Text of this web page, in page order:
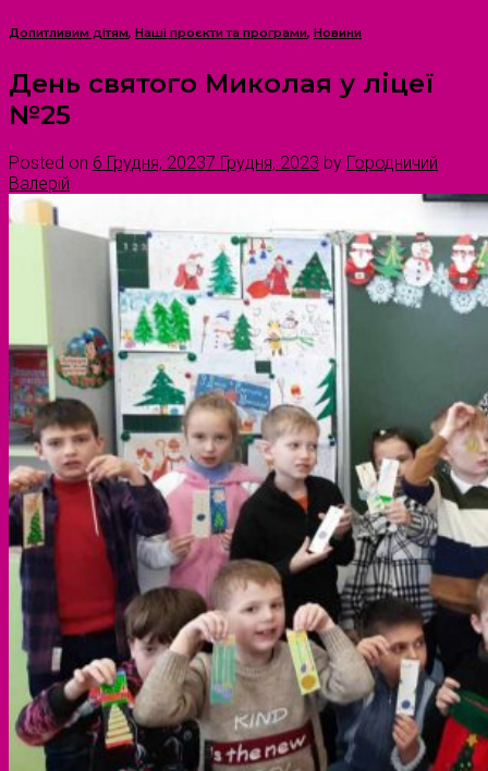
Допитливим дітям, Наші проєкти та програми, Новини
День святого Миколая у ліцеї
№25
Posted on 6 Грудня, 20237 Грудня, 2023 by Городничий
Валерій